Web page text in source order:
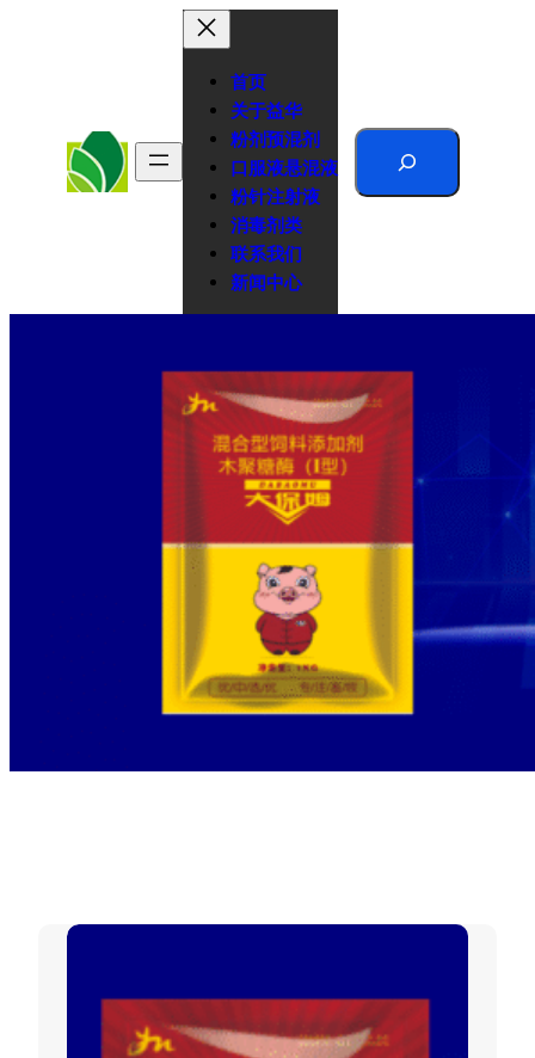
首页
关于益华
粉剂预混剂
口服液悬混液
粉针注射液
消毒剂类
联系我们
新闻中心
Search